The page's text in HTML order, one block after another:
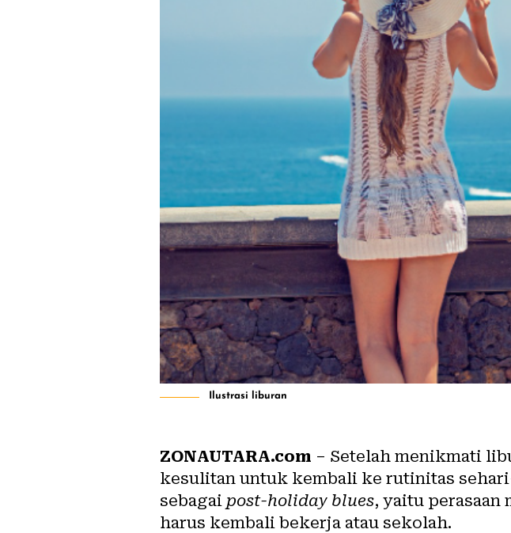
Ilustrasi liburan
ZONAUTARA.com – Setelah menikmati
kesulitan untuk kembali ke rutinitas
sebagai post-holiday blues, yaitu perasaan
harus kembali bekerja atau sekolah.